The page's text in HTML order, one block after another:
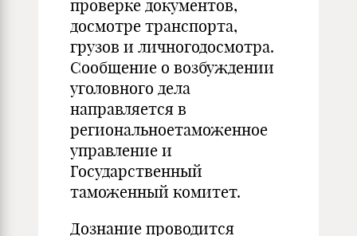
проверке документов,
досмотре транспорта,
грузов и личногодосмотра.
Сообщение о воз­буждении
уголовного дела
направляется в
региональноетамо­женное
управление и
Государственный
таможенный комитет.
Дознание проводится